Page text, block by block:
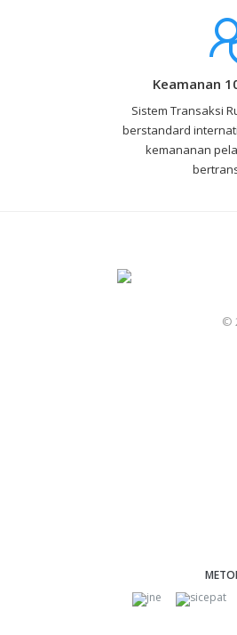
Keamanan
Sistem Transaksi
berstandard
kemananan
©